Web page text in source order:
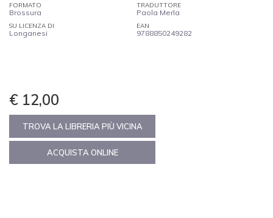
FORMATO
Brossura
TRADUTTORE
Paola Merla
SU LICENZA DI
Longanesi
EAN
9788850249282
€ 12,00
TROVA LA LIBRERIA PIÙ VICINA
ACQUISTA ONLINE